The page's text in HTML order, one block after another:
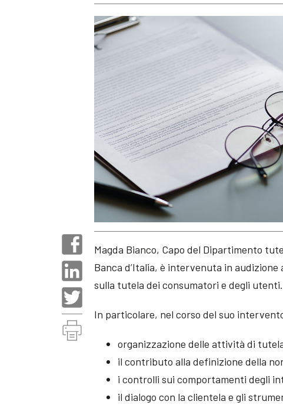
Magda Bianco, Capo del Dipartimento
Banca d’Italia, è intervenuta in
sulla tutela dei consumatori e degli utenti.
In particolare, nel corso del suo
organizzazione delle attività di
il contributo alla definizione della
i controlli sui comportamenti degli
il dialogo con la clientela e gli